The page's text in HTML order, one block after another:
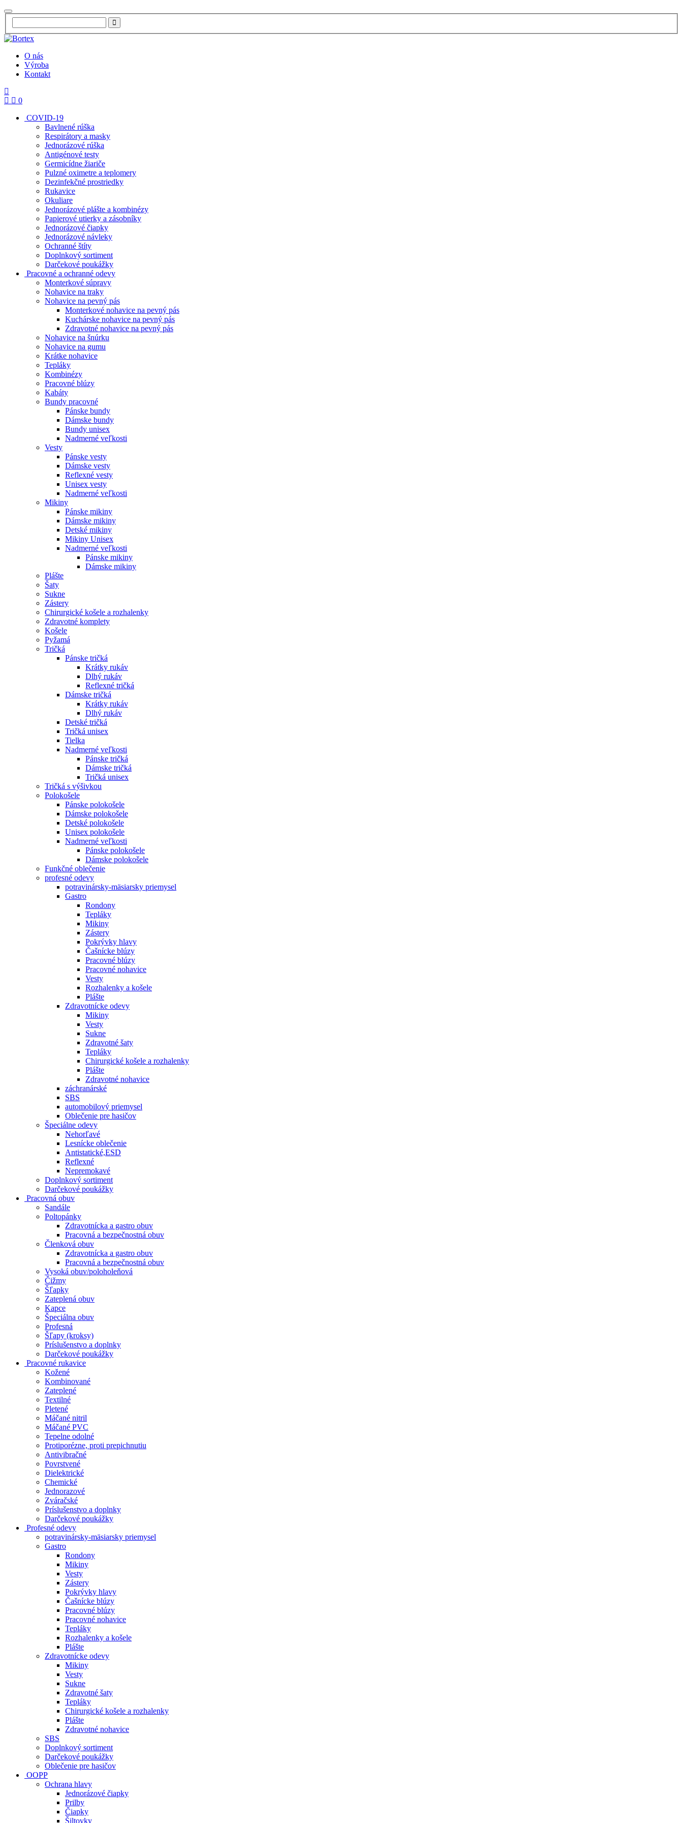
O nás
Výroba
Kontakt
0
COVID-19
Bavlnené rúška
Respirátory a masky
Jednorázové rúška
Antigénové testy
Germicídne žiariče
Pulzné oximetre a teplomery
Dezinfekčné prostriedky
Rukavice
Okuliare
Jednorázové plášte a kombinézy
Papierové utierky a zásobníky
Jednorázové čiapky
Jednorázové návleky
Ochranné štíty
Doplnkový sortiment
Darčekové poukážky
Pracovné a ochranné odevy
Monterkové súpravy
Nohavice na traky
Nohavice na pevný pás
Monterkové nohavice na pevný pás
Kuchárske nohavice na pevný pás
Zdravotné nohavice na pevný pás
Nohavice na šnúrku
Nohavice na gumu
Krátke nohavice
Tepláky
Kombinézy
Pracovné blúzy
Kabáty
Bundy pracovné
Pánske bundy
Dámske bundy
Bundy unisex
Nadmerné veľkosti
Vesty
Pánske vesty
Dámske vesty
Reflexné vesty
Unisex vesty
Nadmerné veľkosti
Mikiny
Pánske mikiny
Dámske mikiny
Detské mikiny
Mikiny Unisex
Nadmerné veľkosti
Pánske mikiny
Dámske mikiny
Plášte
Šaty
Sukne
Zástery
Chirurgické košele a rozhalenky
Zdravotné komplety
Košele
Pyžamá
Tričká
Pánske tričká
Krátky rukáv
Dlhý rukáv
Reflexné tričká
Dámske tričká
Krátky rukáv
Dlhý rukáv
Detské tričká
Tričká unisex
Tielka
Nadmerné veľkosti
Pánske tričká
Dámske tričká
Tričká unisex
Tričká s výšivkou
Polokošele
Pánske polokošele
Dámske polokošele
Detské polokošele
Unisex polokošele
Nadmerné veľkosti
Pánske polokošele
Dámske polokošele
Funkčné oblečenie
profesné odevy
potravinársky-mäsiarsky priemysel
Gastro
Rondony
Tepláky
Mikiny
Zástery
Pokrývky hlavy
Čašnícke blúzy
Pracovné blúzy
Pracovné nohavice
Vesty
Rozhalenky a košele
Plášte
Zdravotnícke odevy
Mikiny
Vesty
Sukne
Zdravotné šaty
Tepláky
Chirurgické košele a rozhalenky
Plášte
Zdravotné nohavice
záchranárské
SBS
automobilový priemysel
Oblečenie pre hasičov
Špeciálne odevy
Nehorľavé
Lesnícke oblečenie
Antistatické,ESD
Reflexné
Nepremokavé
Doplnkový sortiment
Darčekové poukážky
Pracovná obuv
Sandále
Poltopánky
Zdravotnícka a gastro obuv
Pracovná a bezpečnostná obuv
Členková obuv
Zdravotnícka a gastro obuv
Pracovná a bezpečnostná obuv
Vysoká obuv/poloholeňová
Čižmy
Šľapky
Zateplená obuv
Kapce
Špeciálna obuv
Profesná
Šľapy (kroksy)
Príslušenstvo a doplnky
Darčekové poukážky
Pracovné rukavice
Kožené
Kombinované
Zateplené
Textilné
Pletené
Máčané nitril
Máčané PVC
Tepelne odolné
Protiporézne, proti prepichnutiu
Antivibračné
Povrstvené
Dielektrické
Chemické
Jednorazové
Zváračské
Príslušenstvo a doplnky
Darčekové poukážky
Profesné odevy
potravinársky-mäsiarsky priemysel
Gastro
Rondony
Mikiny
Vesty
Zástery
Pokrývky hlavy
Čašnícke blúzy
Pracovné blúzy
Pracovné nohavice
Tepláky
Rozhalenky a košele
Plášte
Zdravotnícke odevy
Mikiny
Vesty
Sukne
Zdravotné šaty
Tepláky
Chirurgické košele a rozhalenky
Plášte
Zdravotné nohavice
SBS
Doplnkový sortiment
Darčekové poukážky
Oblečenie pre hasičov
OOPP
Ochrana hlavy
Jednorázové čiapky
Prilby
Čiapky
Šiltovky